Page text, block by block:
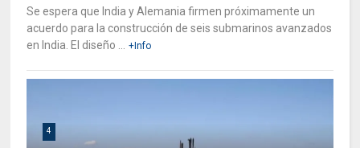
Se espera que India y Alemania firmen próximamente un
acuerdo para la construcción de seis submarinos avanzados
en India. El diseño ...
+Info
4